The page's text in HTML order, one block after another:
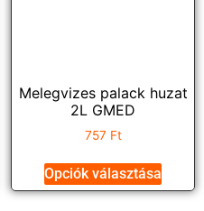
Melegvizes palack huzat
2L GMED
757 Ft
Opciók választása